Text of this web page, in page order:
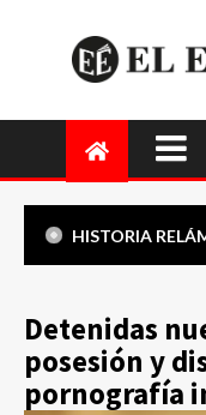
HISTORIA
Detenidas
posesión y
pornografía